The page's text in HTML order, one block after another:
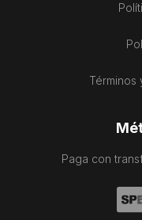
Términos
Paga con